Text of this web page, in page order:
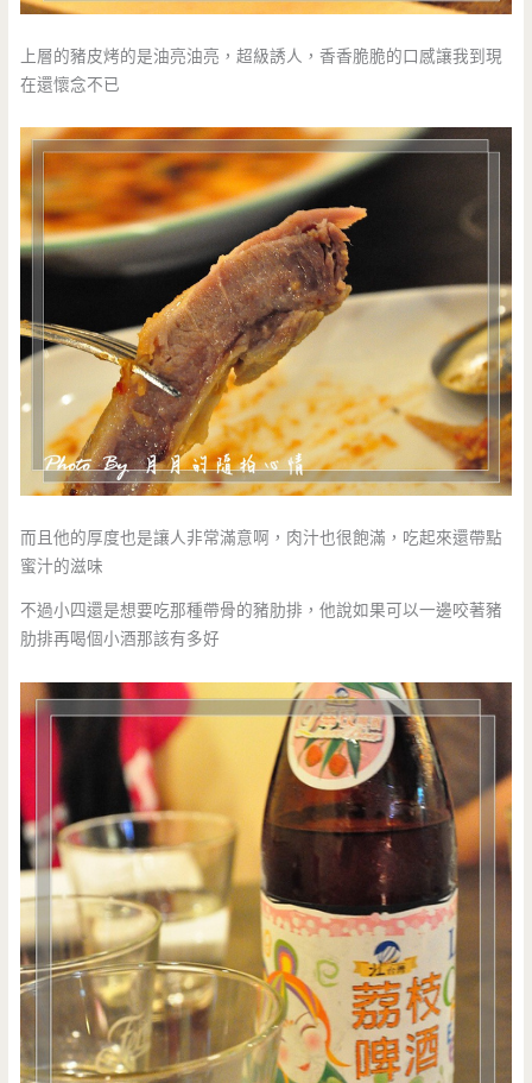
上層的豬皮烤的是油亮油亮，超級誘人，香香脆脆的口感讓我到現
在還懷念不已
而且他的厚度也是讓人非常滿意啊，肉汁也很飽滿，吃起來還帶點
蜜汁的滋味
不過小四還是想要吃那種帶骨的豬肋排，他說如果可以一邊咬著豬
肋排再喝個小酒那該有多好